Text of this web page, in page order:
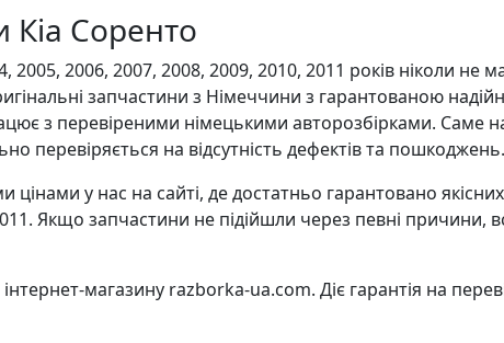
Кіа Соренто
2006, 2007, 2008, 2009, 2010, 2011 років ніколи не
запчастини з Німеччини з гарантованою
з перевіреними німецькими авторозбірками. Саме
перевіряється на відсутність дефектів та пошкоджень.
у нас на сайті, де достатньо гарантовано
Якщо запчастини не підійшли через певні причини,
магазину razborka-ua.com. Діє гарантія на